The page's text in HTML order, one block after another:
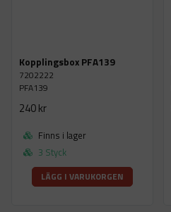
Kopplingsbox PFA139
7202222
PFA139
240 kr
Finns i lager
3 Styck
LÄGG I VARUKORGEN